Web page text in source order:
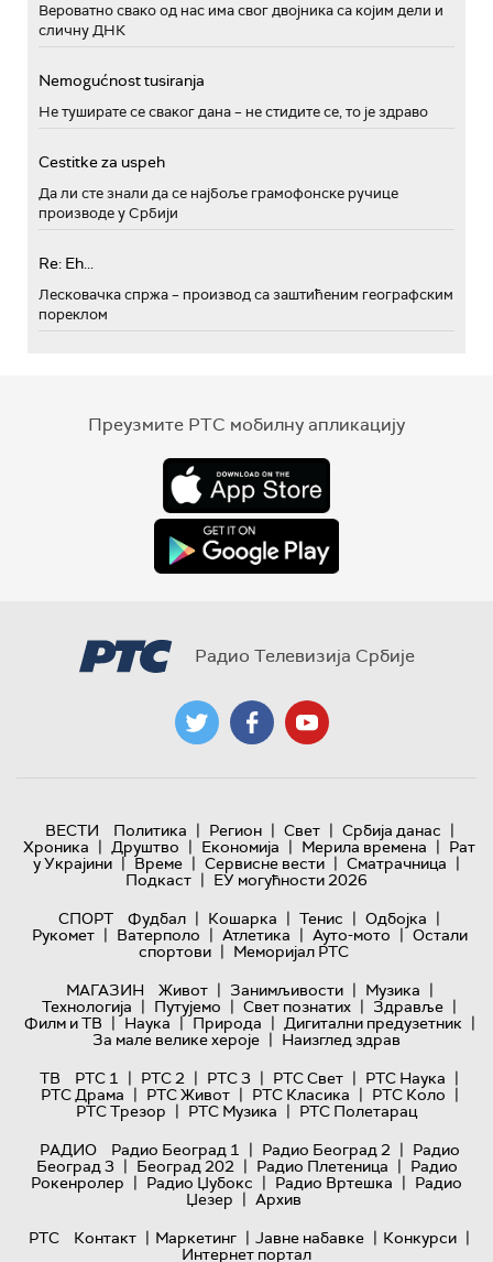
Вероватно свако од нас има свог двојника са којим дели и
сличну ДНК
Nemogućnost tusiranja
Не туширате се сваког дана – не стидите се, то је здраво
Cestitke za uspeh
Да ли сте знали да се најбоље грамофонске ручице
производе у Србији
Re: Eh...
Лесковачка спржа – производ са заштићеним географским
пореклом
Преузмите РТС мобилну апликацију
Радио Телевизија Србије
ВЕСТИ Политика | Регион | Свет | Србија данас |
Хроника | Друштво | Економија | Мерила времена | Рат
у Украјини | Време | Сервисне вести | Сматрачница |
Подкаст | ЕУ могућности 2026
СПОРТ
Фудбал | Кошарка | Тенис | Одбојка |
Рукомет | Ватерполо | Атлетика | Ауто-мото | Остали
спортови | Меморијал РТС
МАГАЗИН
Живот | Занимљивости | Музика |
Технологијa | Путујемо | Свет познатих | Здравље |
Филм и ТВ | Наука | Природа | Дигитални предузетник |
За мале велике хероје | Наизглед здрав
ТВ
РТС 1 | РТС 2 | РТС 3 | РТС Свет | РТС Наука |
РТС Драма | РТС Живот | РТС Класика | РТС Коло |
РТС Трезор | РТС Музика | РТС Полетарац
РАДИО
Радио Београд 1 | Радио Београд 2 | Радио
Београд 3 | Београд 202 | Радио Плетеница | Радио
Рокенролер | Радио Џубокс | Радио Вртешка | Радио
Џезер | Архив
РТС
Контакт | Маркетинг | Јавне набавке | Конкурси |
Интернет портал